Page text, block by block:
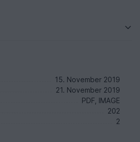
15. November 2019
21. November 2019
PDF, IMAGE
202
2